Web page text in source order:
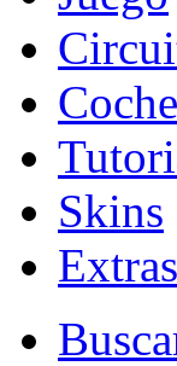
Skins
Extras